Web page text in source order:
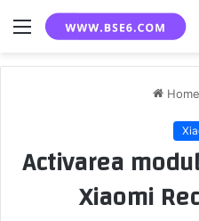
Menu
Home
Activarea
Xiaomi